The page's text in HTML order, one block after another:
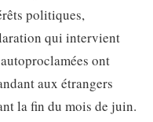
politiques,
qui intervient
ont
aux étrangers
la fin du mois de juin.